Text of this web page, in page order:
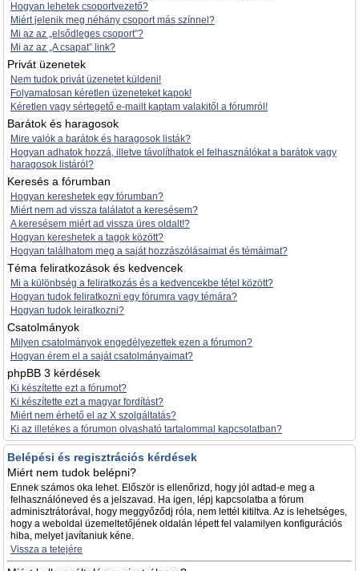
Hogyan lehetek csoportvezető?
Miért jelenik meg néhány csoport más színnel?
Mi az az „elsődleges csoport”?
Mi az az „A csapat” link?
Privát üzenetek
Nem tudok privát üzenetet küldeni!
Folyamatosan kéretlen üzeneteket kapok!
Kéretlen vagy sértegető e-mailt kaptam valakitől a fórumról!
Barátok és haragosok
Mire valók a barátok és haragosok listák?
Hogyan adhatok hozzá, illetve távolíthatok el felhasználókat a barátok vagy
haragosok listáról?
Keresés a fórumban
Hogyan kereshetek egy fórumban?
Miért nem ad vissza találatot a keresésem?
A keresésem miért ad vissza üres oldalt!?
Hogyan kereshetek a tagok között?
Hogyan találhatom meg a saját hozzászólásaimat és témáimat?
Téma feliratkozások és kedvencek
Mi a különbség a feliratkozás és a kedvencekbe tétel között?
Hogyan tudok feliratkozni egy fórumra vagy témára?
Hogyan tudok leiratkozni?
Csatolmányok
Milyen csatolmányok engedélyezettek ezen a fórumon?
Hogyan érem el a saját csatolmányaimat?
phpBB 3 kérdések
Ki készítette ezt a fórumot?
Ki készítette ezt a magyar fordítást?
Miért nem érhető el az X szolgáltatás?
Ki az illetékes a fórumon olvasható tartalommal kapcsolatban?
Belépési és regisztrációs kérdések
Miért nem tudok belépni?
Ennek számos oka lehet. Először is ellenőrizd, hogy jól adtad-e meg a
felhasználóneved és a jelszavad. Ha igen, lépj kapcsolatba a fórum
adminisztrátorával, hogy meggyőződj róla, nem lettél kitiltva. Az is lehetséges,
hogy a weboldal üzemeltetőjének oldalán lépett fel valamilyen konfigurációs
hiba, melyet javítaniuk kéne.
Vissza a tetejére